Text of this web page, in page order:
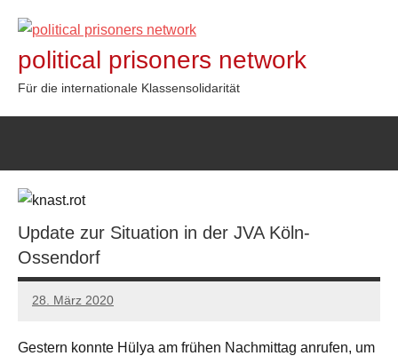
Inhalt
springen
political prisoners network
Für die internationale Klassensolidarität
Update zur Situation in der JVA Köln-
Ossendorf
28. März 2020
admin
Gestern konnte Hülya am frühen Nachmittag anrufen, um